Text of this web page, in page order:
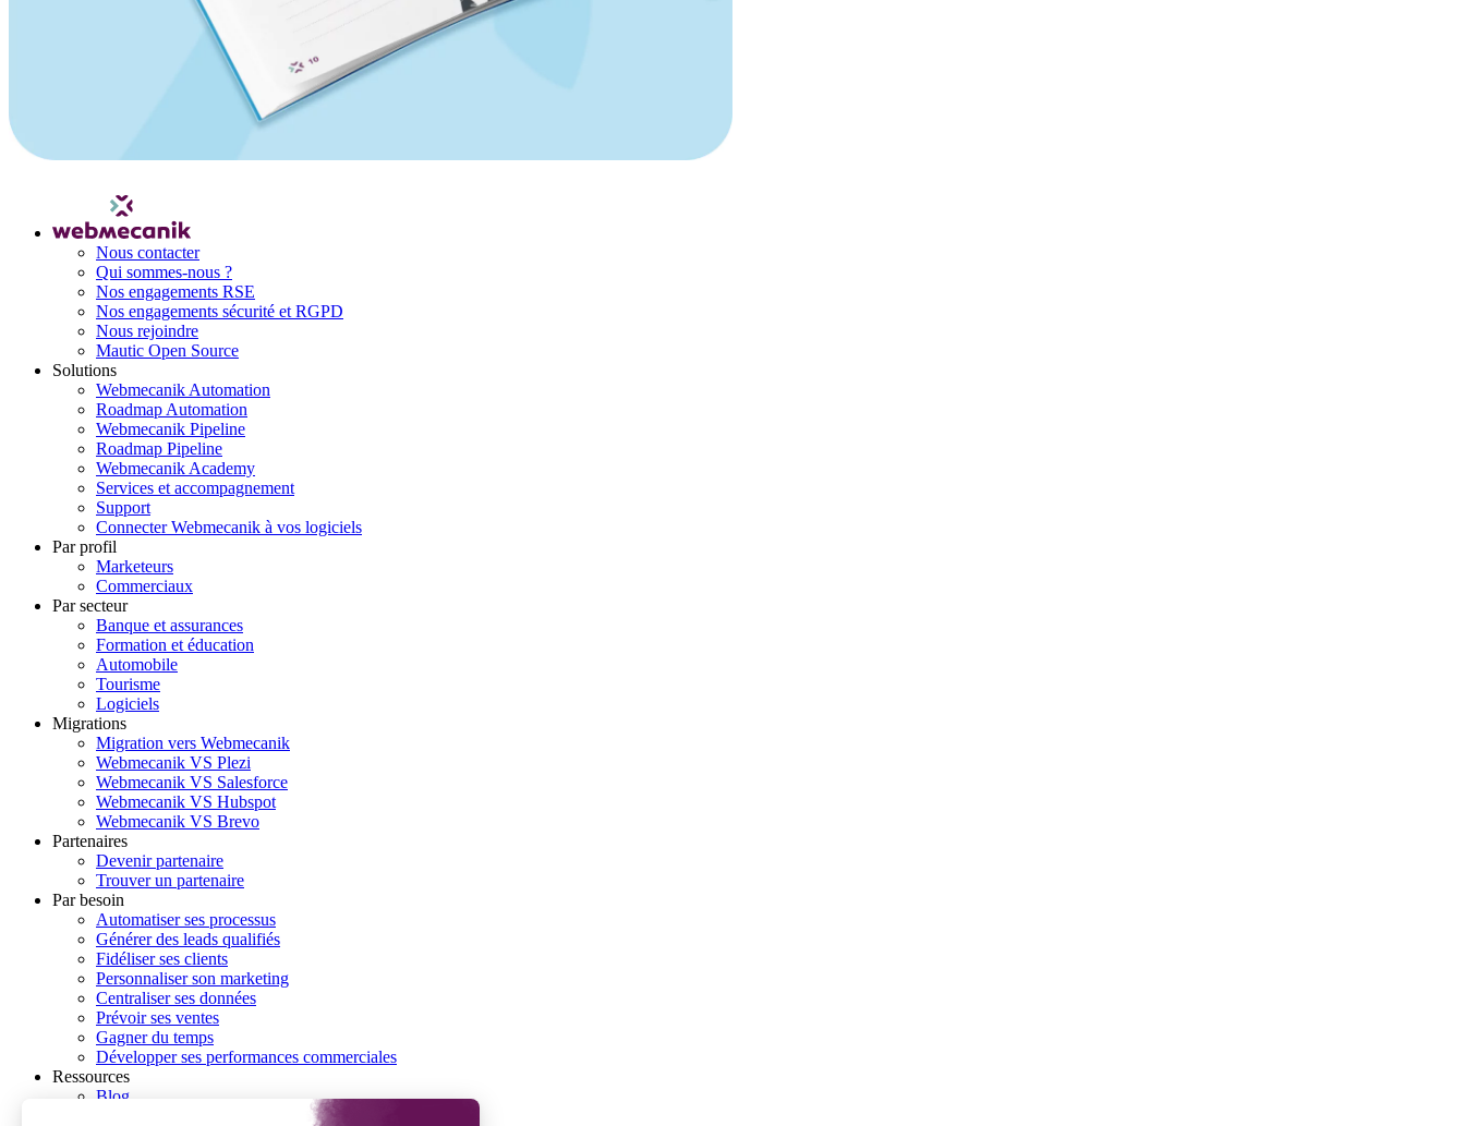
Nous contacter
Qui sommes-nous ?
Nos engagements RSE
Nos engagements sécurité et RGPD
Nous rejoindre
Mautic Open Source
Solutions
Webmecanik Automation
Roadmap Automation
Webmecanik Pipeline
Roadmap Pipeline
Webmecanik Academy
Services et accompagnement
Support
Connecter Webmecanik à vos logiciels
Par profil
Marketeurs
Commerciaux
Par secteur
Banque et assurances
Formation et éducation
Automobile
Tourisme
Logiciels
Migrations
Migration vers Webmecanik
Webmecanik VS Plezi
Webmecanik VS Salesforce
Webmecanik VS Hubspot
Webmecanik VS Brevo
Partenaires
Devenir partenaire
Trouver un partenaire
Par besoin
Automatiser ses processus
Générer des leads qualifiés
Fidéliser ses clients
Personnaliser son marketing
Centraliser ses données
Prévoir ses ventes
Gagner du temps
Développer ses performances commerciales
Ressources
Blog